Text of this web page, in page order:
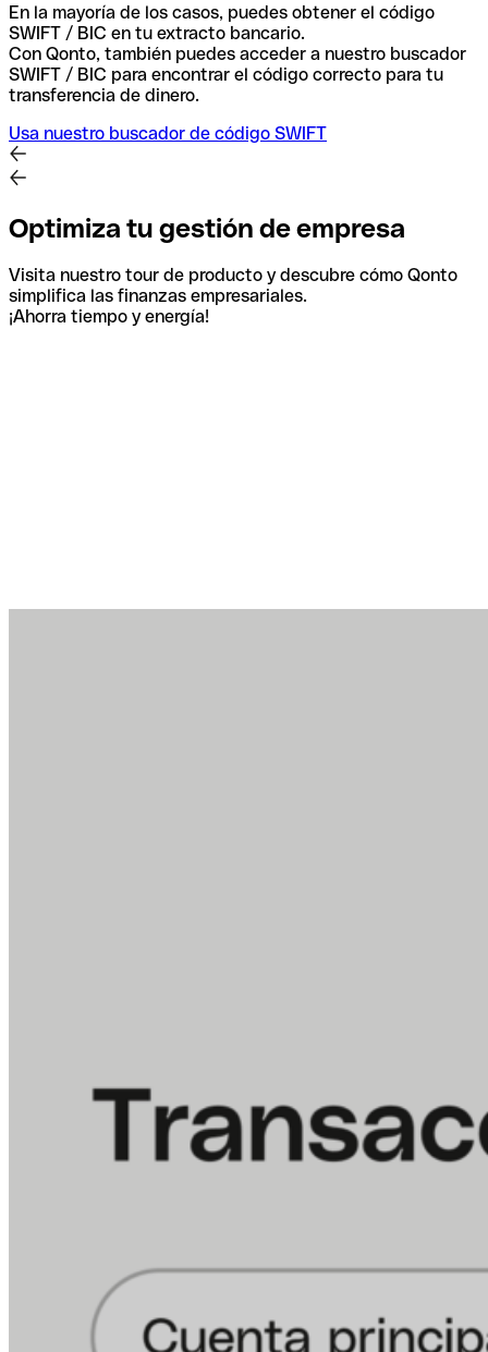
En la mayoría de los casos, puedes obtener el código
SWIFT / BIC en tu extracto bancario.
Con Qonto, también puedes acceder a nuestro buscador
SWIFT / BIC para encontrar el código correcto para tu
transferencia de dinero.
Usa nuestro buscador de código SWIFT
Optimiza tu gestión de empresa
Visita nuestro tour de producto y descubre cómo Qonto
simplifica las finanzas empresariales.
¡Ahorra tiempo y energía!